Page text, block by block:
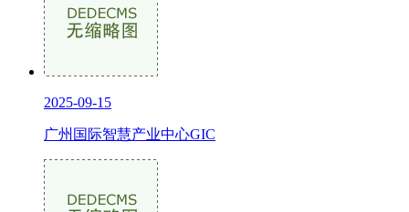
2025-09-15
广州国际智慧产业中心GIC